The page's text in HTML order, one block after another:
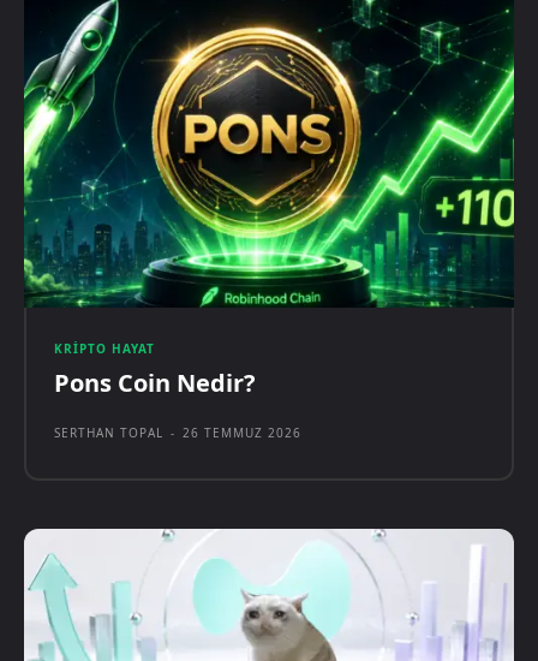
KRIPTO HAYAT
Pons Coin Nedir?
SERTHAN TOPAL - 26 TEMMUZ 2026